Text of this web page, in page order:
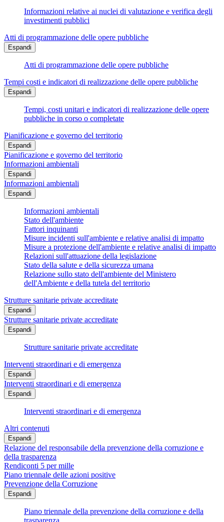
Informazioni relative ai nuclei di valutazione e verifica degli
investimenti pubblici
Atti di programmazione delle opere pubbliche
Espandi
Atti di programmazione delle opere pubbliche
Tempi costi e indicatori di realizzazione delle opere pubbliche
Espandi
Tempi, costi unitari e indicatori di realizzazione delle opere
pubbliche in corso o completate
Pianificazione e governo del territorio
Espandi
Pianificazione e governo del territorio
Informazioni ambientali
Espandi
Informazioni ambientali
Espandi
Informazioni ambientali
Stato dell'ambiente
Fattori inquinanti
Misure incidenti sull'ambiente e relative analisi di impatto
Misure a protezione dell'ambiente e relative analisi di impatto
Relazioni sull'attuazione della legislazione
Stato della salute e della sicurezza umana
Relazione sullo stato dell'ambiente del Ministero
dell'Ambiente e della tutela del territorio
Strutture sanitarie private accreditate
Espandi
Strutture sanitarie private accreditate
Espandi
Strutture sanitarie private accreditate
Interventi straordinari e di emergenza
Espandi
Interventi straordinari e di emergenza
Espandi
Interventi straordinari e di emergenza
Altri contenuti
Espandi
Relazione del responsabile della prevenzione della corruzione e
della trasparenza
Rendiconti 5 per mille
Piano triennale delle azioni positive
Prevenzione della Corruzione
Espandi
Piano triennale della prevenzione della corruzione e della
trasparenza